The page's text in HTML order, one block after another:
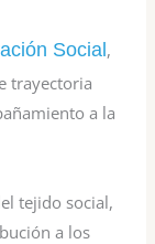
Social,
trayectoria
a la
tejido social,
a los